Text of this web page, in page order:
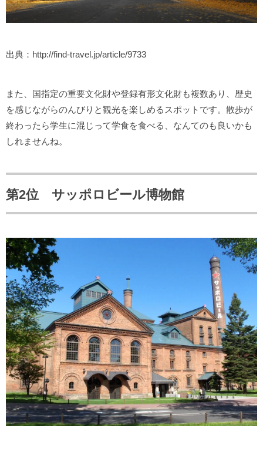
出典：http://find-travel.jp/article/9733
また、国指定の重要文化財や登録有形文化財も複数あり、歴史
を感じながらのんびりと観光を楽しめるスポットです。散歩が
終わったら学生に混じって学食を食べる、なんてのも良いかも
しれませんね。
第2位 サッポロビール博物館